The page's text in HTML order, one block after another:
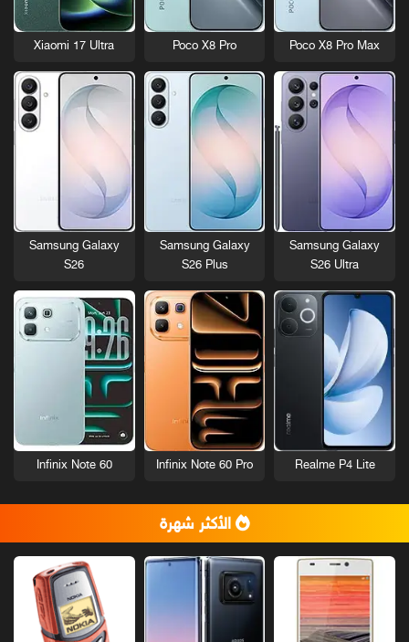
Poco X8 Pro Max
Poco X8 Pro
Xiaomi 17 Ultra
Samsung Galaxy
S26 Ultra
Samsung Galaxy
S26 Plus
Samsung Galaxy
S26
Realme P4 Lite
Infinix Note 60 Pro
Infinix Note 60
الأكثر شهرة